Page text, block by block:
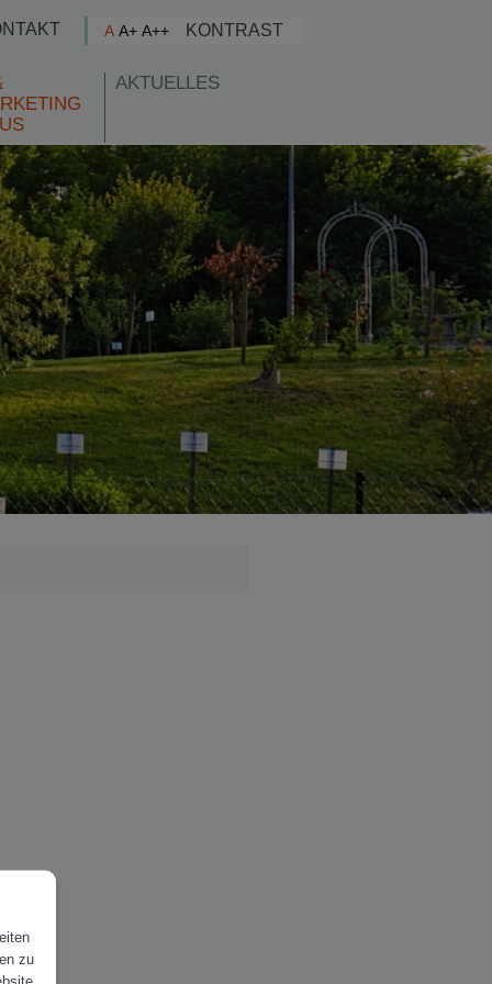
AKTUELLES
A A+ A++ KONTRAST
zu